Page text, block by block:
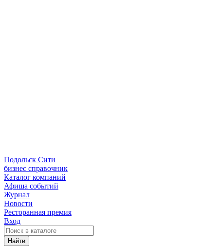
Подольск Сити
бизнес справочник
Каталог компаний
Афиша событий
Журнал
Новости
Ресторанная премия
Вход
Найти